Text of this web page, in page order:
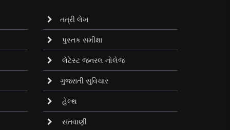
તંત્રી લેખ
પુસ્તક સમીક્ષા
લેટેસ્ટ જનરલ નોલેજ
ગુજરાતી સુવિચાર
હેલ્થ
સંતવાણી